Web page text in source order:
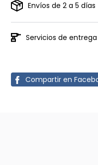
Envíos de 2 a 5 días
Servicios de
Compartir en